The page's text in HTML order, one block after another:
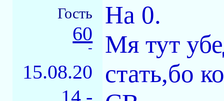
Гость
60
-
15.08.20
На 0.
Мя тут
стать,бо